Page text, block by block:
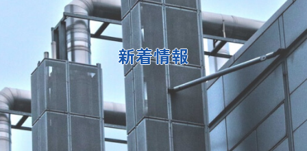
新着情報